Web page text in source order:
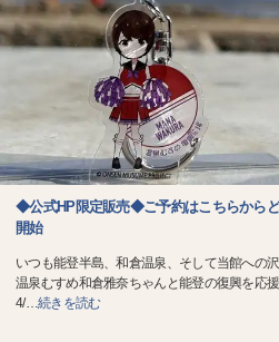
◆公式HP限定販売◆ご予約はこちらから
開始
いつも能登半島、和倉温泉、そして当館への
温泉むすめ和倉雅奈ちゃんと能登の復興を応
4/…続きを読む